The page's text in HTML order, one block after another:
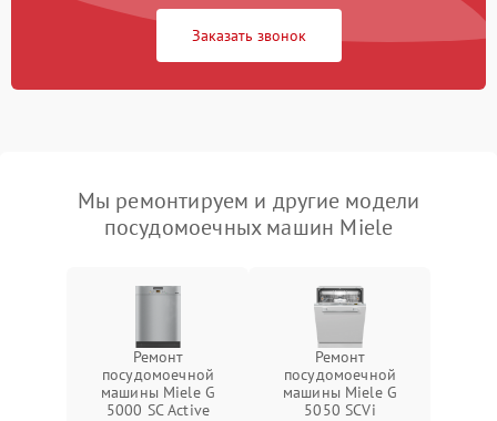
Заказать звонок
Мы ремонтируем и другие модели
посудомоечных машин Miele
Ремонт
посудомоечной
машины Miele G
5000 SC Active
Ремонт
посудомоечной
машины Miele G
5050 SCVi